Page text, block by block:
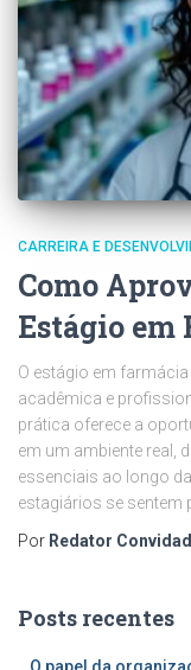
CARREIRA E
Como
Estágio em
O estágio em
acadêmica e
prática oferece a
em um ambiente real,
essenciais ao longo
estagiários se sentem
Por Redator
Posts recentes